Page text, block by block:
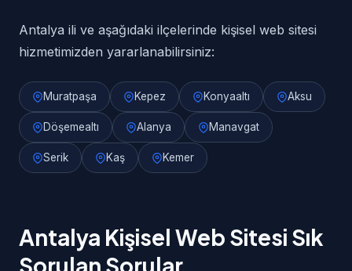
Antalya ili ve aşağıdaki ilçelerinde kişisel web sitesi
hizmetimizden yararlanabilirsiniz:
Muratpaşa Kepez Konyaaltı Aksu
Döşemealtı Alanya Manavgat
Serik Kaş Kemer
Antalya Kişisel Web Sitesi Sık
Sorulan Sorular